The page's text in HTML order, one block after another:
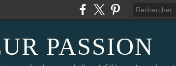
PASSION